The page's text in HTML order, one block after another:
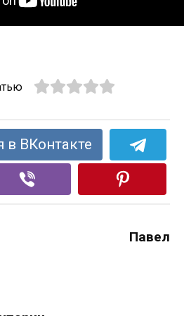
в ВКонтакте
Павел